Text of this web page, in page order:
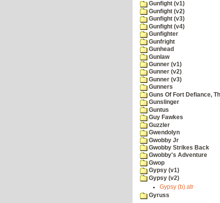
Gunfight (v1)
Gunfight (v2)
Gunfight (v3)
Gunfight (v4)
Gunfighter
Gunfright
Gunhead
Gunlaw
Gunner (v1)
Gunner (v2)
Gunner (v3)
Gunners
Guns Of Fort Defiance,
Gunslinger
Guntus
Guy Fawkes
Guzzler
Gwendolyn
Gwobby Jr
Gwobby Strikes Back
Gwobby's Adventure
Gwop
Gypsy (v1)
Gypsy (v2)
Gypsy (b).atr
Gyruss